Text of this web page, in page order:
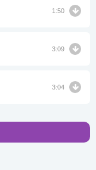
1:50
3:09
3:04